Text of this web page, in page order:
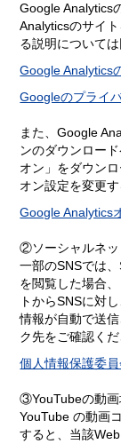
Google Analytics
Analyticsのサイ
る説明について
Google Analytics
Googleのプライ
また、Google
ンのダウンロー
オン」をダウン
オン設定を変更
Google Analytics
②ソーシャルネッ
一部のSNSでは
を閲覧した場合
トからSNSに対
情報が自動で送
ク先をご確認くだ
個人情報保護委
③YouTubeの動画
YouTube の動画
すると、当該